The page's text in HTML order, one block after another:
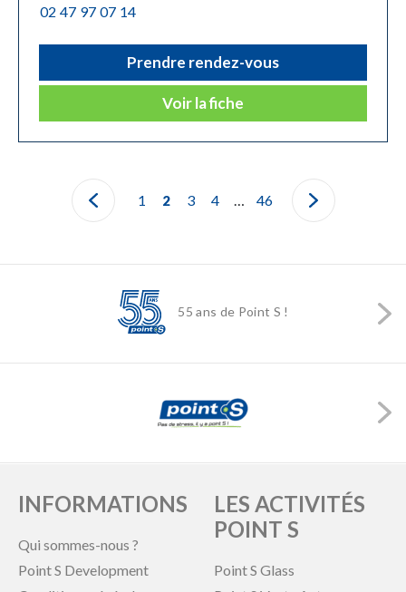
02 47 97 07 14
Prendre rendez-vous
Voir la fiche
1 2 3 4 … 46
55 ans de Point S !
INFORMATIONS
Qui sommes-nous ?
Point S Development
LES ACTIVITÉS
POINT S
Point S Glass